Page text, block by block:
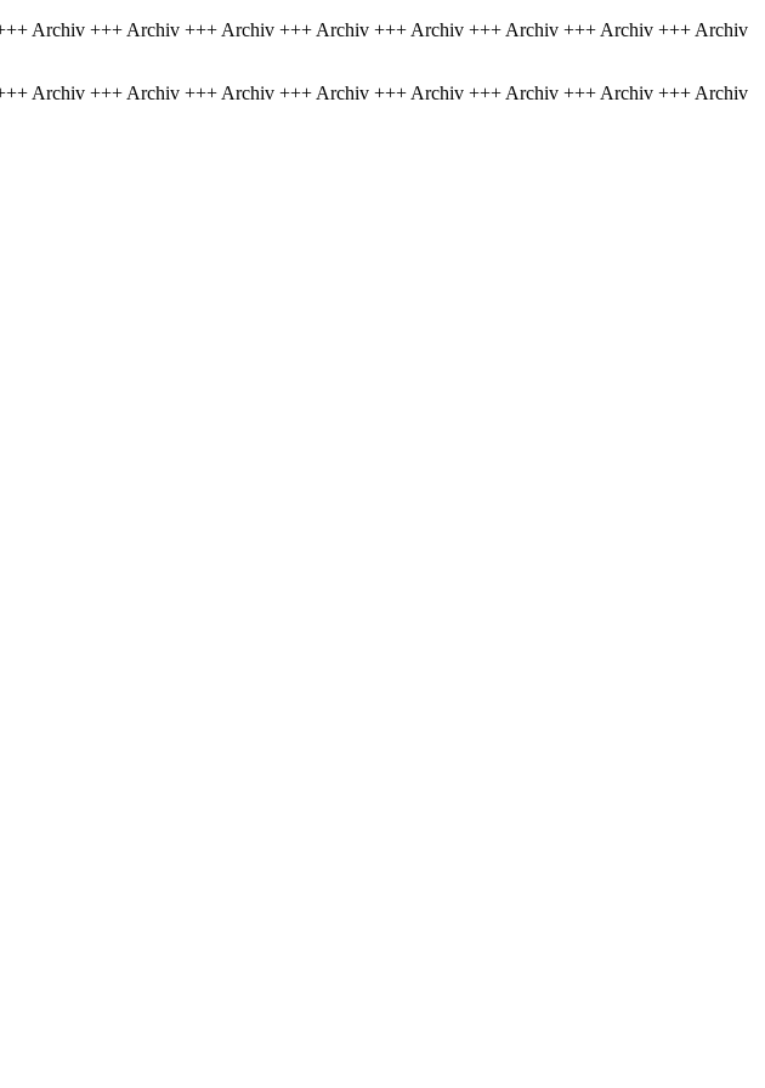
Archiv +++ Archiv +++ Archiv +++ Archiv +++ Archiv +++ Archiv +++ Archiv +++ Archiv
Archiv +++ Archiv +++ Archiv +++ Archiv +++ Archiv +++ Archiv +++ Archiv +++ Archiv